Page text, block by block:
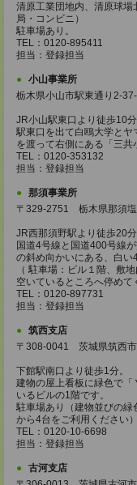
清原工業団地内、清原球
局・コンビニ）
駐車場あり。
TEL：0120-895411
担当：登録担当
小山事業所
栃木県小山市駅東通り2-
JR小山駅東口より徒歩10分
駅東口を出て白鴎大学と
を渡って右側にある「三共
TEL：0120-353132
担当：登録担当
那須事業所
〒329-2751 栃木県那須
JR西那須野駅より徒歩20
国道4号線と国道400号線
の斜め向かいにある、白い
（ 駐車場：ビル１階、敷
空いているところへ停めて
TEL：0120-897731
担当：登録担当
筑西支店
〒308-0041 茨城県筑西
下館駅南口より徒歩1分。
建物の屋上看板に緑色で
いるビルの1階です。
駐車場あり（建物並びの
から4台をご利用ください）
TEL：0120-10-6698
担当：登録担当
古河支店